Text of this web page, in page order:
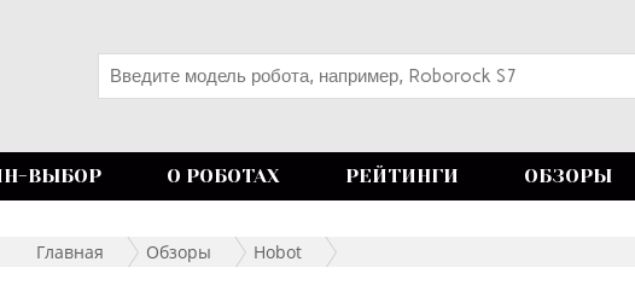
ВЫБОР О РОБОТАХ РЕЙТИНГИ ОБЗОРЫ
Главная Обзоры Hobot